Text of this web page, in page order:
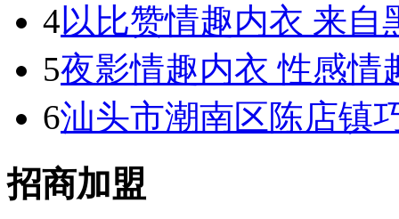
4以比赞情趣内衣 来自
5夜影情趣内衣 性感情
6汕头市潮南区陈店镇
招商加盟